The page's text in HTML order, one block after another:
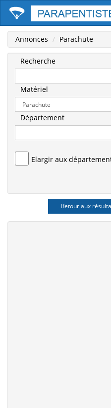
Annonces Parachute
Recherche
Matériel
Département
Elargir aux
Retour aux